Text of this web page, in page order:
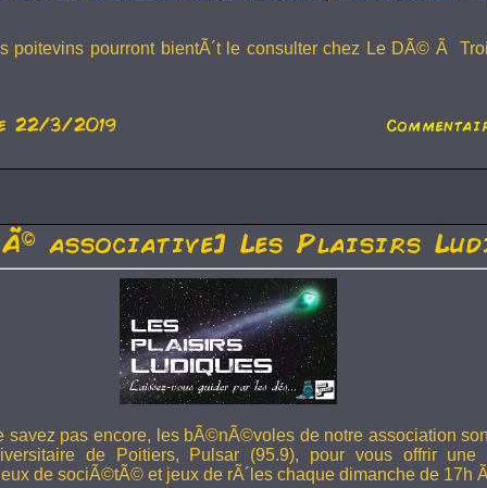
poitevins pourront bientÃ´t le consulter chez Le DÃ© Ã
22/3/2019
associative] Les Plaisirs
savez pas encore, les bÃ©nÃ©voles de notre association
de Poitiers, Pulsar (95.9), pour vous offrir une
de sociÃ©tÃ© et jeux de rÃ´les chaque dimanche de 17h